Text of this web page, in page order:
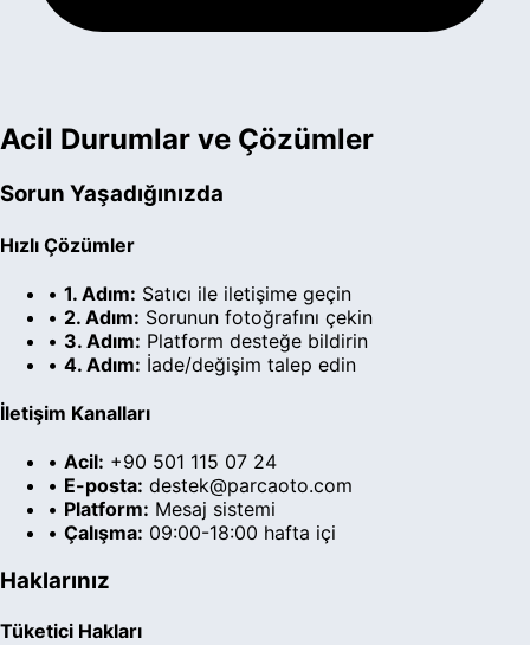
Acil Durumlar ve Çözümler
Sorun Yaşadığınızda
Hızlı Çözümler
• 1. Adım: Satıcı ile iletişime geçin
• 2. Adım: Sorunun fotoğrafını çekin
• 3. Adım: Platform desteğe bildirin
• 4. Adım: İade/değişim talep edin
İletişim Kanalları
• Acil: +90 501 115 07 24
• E-posta: destek@parcaoto.com
• Platform: Mesaj sistemi
• Çalışma: 09:00-18:00 hafta içi
Haklarınız
Tüketici Hakları